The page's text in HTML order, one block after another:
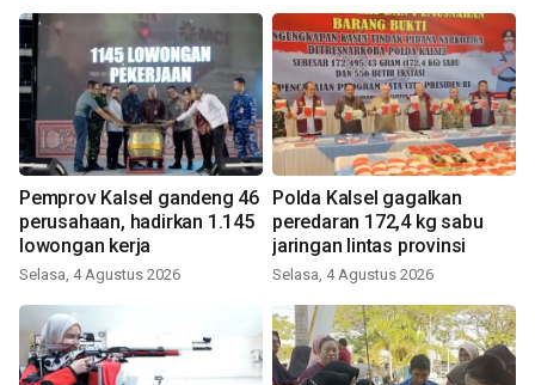
Pemprov Kalsel gandeng 46
perusahaan, hadirkan 1.145
lowongan kerja
Selasa, 4 Agustus 2026
Polda Kalsel gagalkan
peredaran 172,4 kg sabu
jaringan lintas provinsi
Selasa, 4 Agustus 2026